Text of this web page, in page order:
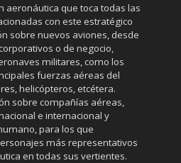
aeronáutica que toca todas las
con este estratégico
sobre nuevos aviones, desde
o de negocio,
militares, como los
fuerzas aéreas del
helicópteros, etcétera.
sobre compañías aéreas,
e internacional y
para los que
más representativos
en todas sus vertientes.